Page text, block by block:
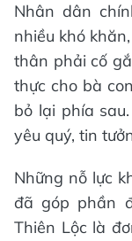
Nhân dân
nhiều khó
thân phải cố
thực cho bà
bỏ lại phía
yêu quý, tin
Những nỗ lực
đã góp phần
Thiên Lộc là